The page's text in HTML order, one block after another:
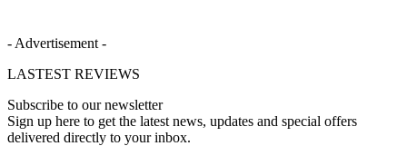
- Advertisement -
LASTEST REVIEWS
Subscribe to our newsletter
Sign up here to get the latest news, updates and special offers
delivered directly to your inbox.